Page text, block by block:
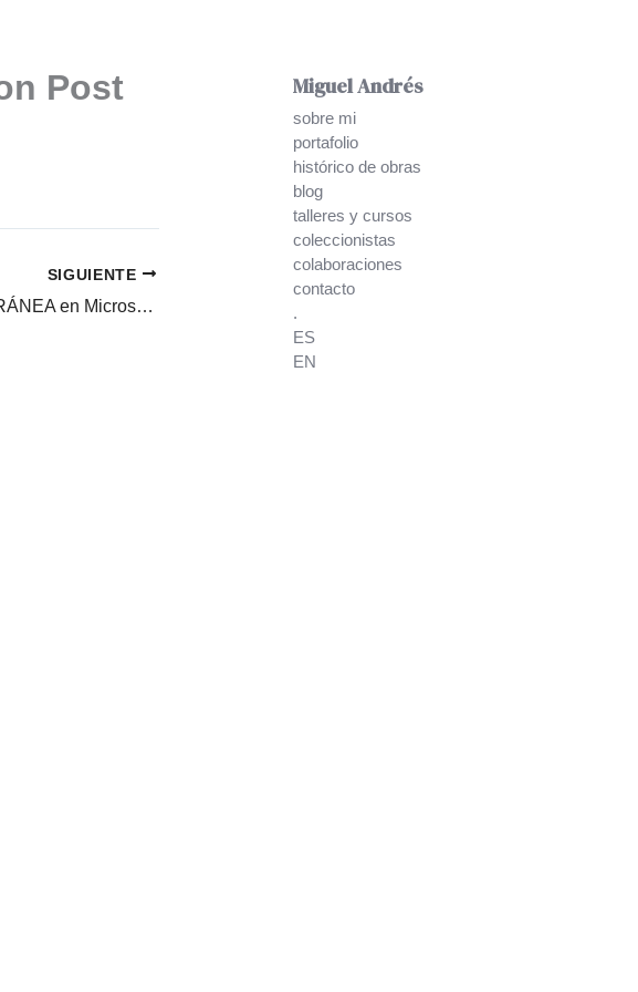
Post
SIGUIENTE
MENTE SUBTERRÁNEA en Microsiervos
Miguel Andrés
sobre mi
portafolio
histórico de obras
blog
talleres y cursos
coleccionistas
colaboraciones
contacto
.
ES
EN